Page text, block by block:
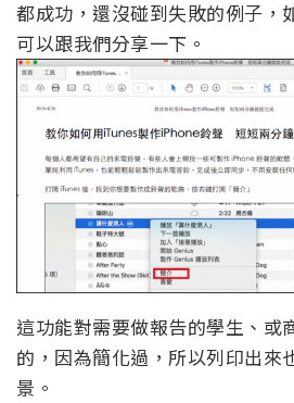
都成功，還沒碰到失敗的例子，
可以跟我們分享一下。
這功能對需要做報告的學生、或
的，因為簡化過，所以列印出來
景。